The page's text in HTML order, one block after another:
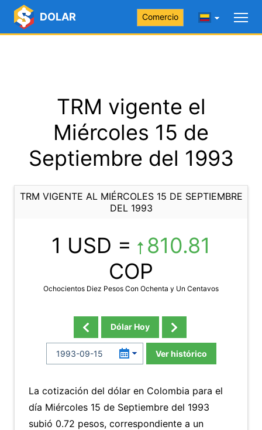
DOLAR Comercio
TRM vigente el
Miércoles 15 de
Septiembre del 1993
TRM VIGENTE AL MIÉRCOLES 15 DE SEPTIEMBRE
DEL 1993
1 USD =
810.81
COP
Ochocientos Diez Pesos Con Ochenta y Un Centavos
Dólar Hoy
Ver histórico
La cotización del dólar en Colombia para el
día Miércoles 15 de Septiembre del 1993
subió 0.72 pesos, correspondiente a un